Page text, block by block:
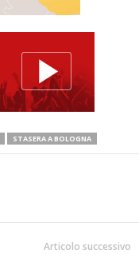
STASERA A BOLOGNA
Articolo successivo